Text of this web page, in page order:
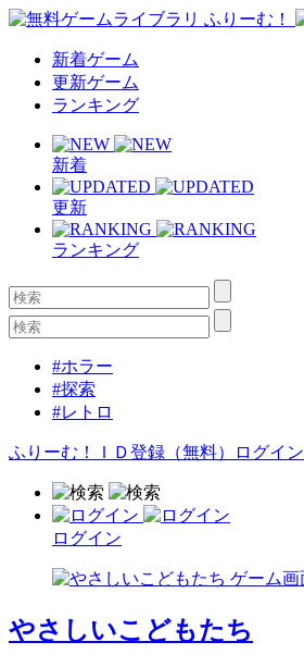
新着ゲーム
更新ゲーム
ランキング
新着
更新
ランキング
#ホラー
#探索
#レトロ
ふりーむ！ＩＤ登録（無料） ログイン
ログイン
やさしいこどもたち